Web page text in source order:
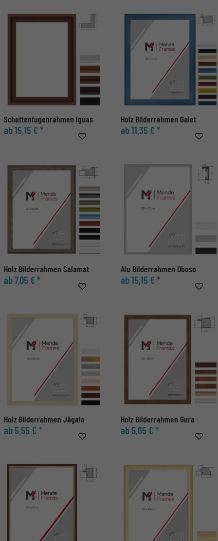
Schattenfugenrahmen Iguas
ab 15,15 € *
Holz Bilderrahmen Galet
ab 11,35 € *
Holz Bilderrahmen Salamat
ab 7,05 € *
Alu Bilderrahmen Oboso
ab 15,15 € *
Holz Bilderrahmen Jägala
ab 5,55 € *
Holz Bilderrahmen Gura
ab 5,65 € *